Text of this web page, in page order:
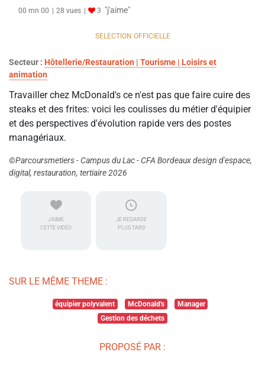
00 mn 00 28 vues 3 "j'aime"
SELECTION OFFICIELLE
Secteur : Hôtellerie/Restauration | Tourisme | Loisirs et
animation
Travailler chez McDonald's ce n'est pas que faire cuire des
steaks et des frites: voici les coulisses du métier d'équipier
et des perspectives d'évolution rapide vers des postes
managériaux.
©Parcoursmetiers - Campus du Lac - CFA Bordeaux design d'espace,
digital, restauration, tertiaire 2026
J'AIME
CETTE VIDÉO
JE REGARDE
PLUS TARD
SUR LE MÊME THEME :
équipier polyvalent McDonald's
Manager
Gestion des déchets
PROPOSÉ PAR :